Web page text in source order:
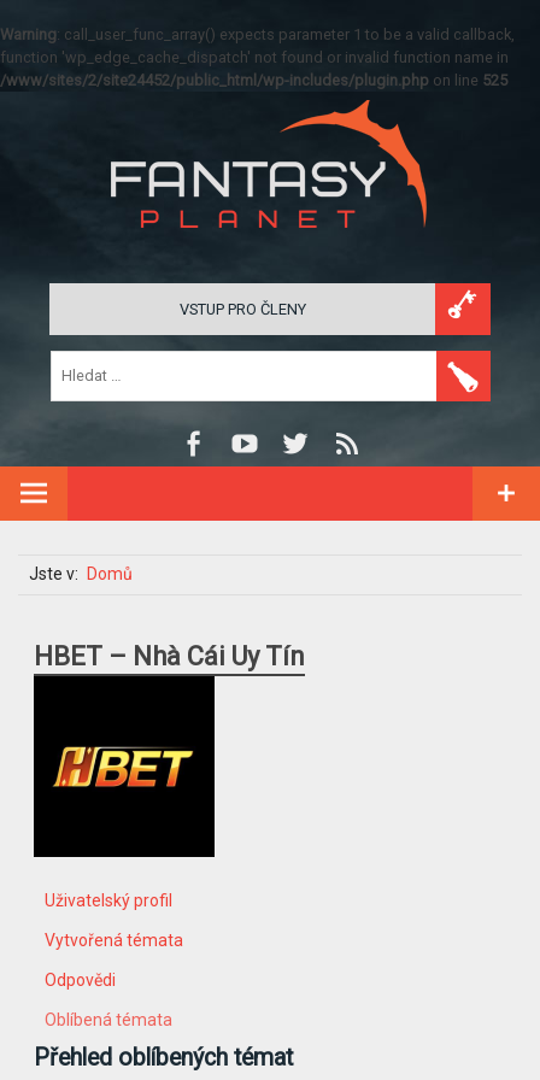
Warning: call_user_func_array() expects parameter 1 to be a valid callback,
function 'wp_edge_cache_dispatch' not found or invalid function name in
/www/sites/2/site24452/public_html/wp-includes/plugin.php on line 525
VSTUP PRO ČLENY
Jste v: Domů
HBET – Nhà Cái Uy Tín
Uživatelský profil
Vytvořená témata
Odpovědi
Oblíbená témata
Přehled oblíbených témat